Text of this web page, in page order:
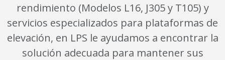
rendimiento (Modelos L16, J305 y T105) y
servicios especializados para plataformas de
elevación, en LPS le ayudamos a encontrar la
solución adecuada para mantener sus